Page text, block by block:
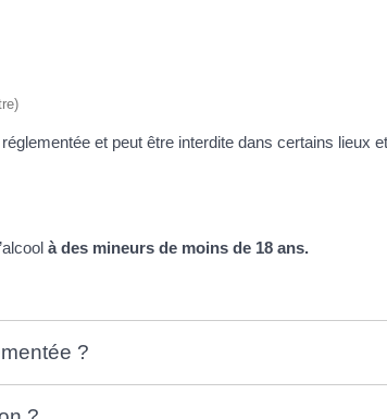
et peut être interdite dans certains lieux
à des mineurs de moins de 18 ans.
?